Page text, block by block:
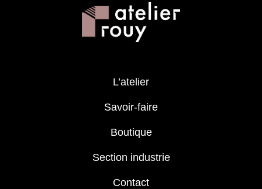
L’atelier
Savoir-faire
Boutique
Section industrie
Contact